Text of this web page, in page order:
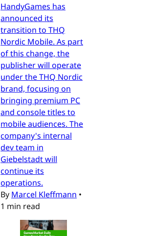
HandyGames has
announced its
transition to THQ
Nordic Mobile. As part
of this change, the
publisher will operate
under the THQ Nordic
brand, focusing on
bringing premium PC
and console titles to
mobile audiences. The
company's internal
dev team in
Giebelstadt will
continue its
operations.
By Marcel Kleffmann •
1 min read